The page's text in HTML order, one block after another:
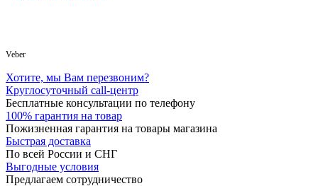
Veber
Хотите, мы Вам перезвоним?
Круглосуточный call-центр
Бесплатные консультации по телефону
100% гарантия на товар
Пожизненная гарантия на товары магазина
Быстрая доставка
По всей России и СНГ
Выгодные условия
Предлагаем сотрудничество